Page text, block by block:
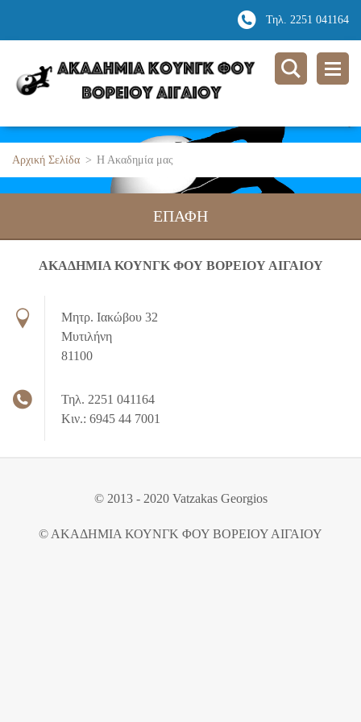
Τηλ. 2251 041164
Αρχική Σελίδα > Η Ακαδημία μας
ΕΠΑΦΉ
ΑΚΑΔΗΜΙΑ ΚΟΥΝΓΚ ΦΟΥ ΒΟΡΕΙΟΥ ΑΙΓΑΙΟΥ
Μητρ. Ιακώβου 32
Μυτιλήνη
81100
Τηλ. 2251 041164
Κιν.: 6945 44 7001
© 2013 - 2020 Vatzakas Georgios
© ΑΚΑΔΗΜΙΑ ΚΟΥΝΓΚ ΦΟΥ ΒΟΡΕΙΟΥ ΑΙΓΑΙΟΥ